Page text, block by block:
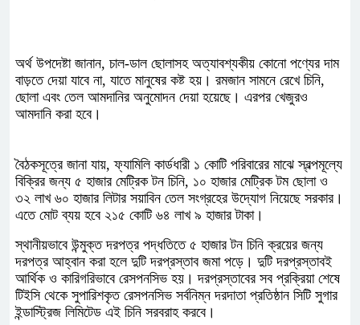
অর্থ উপদেষ্টা জানান, চাল-ডাল ছোলাসহ অত্যাবশ্যকীয় কোনো পণ্যের দাম
বাড়তে দেয়া যাবে না, যাতে মানুষের কষ্ট হয়। রমজান সামনে রেখে চিনি,
ছোলা এবং তেল আমদানির অনুমোদন দেয়া হয়েছে। এরপর খেজুরও
আমদানি করা হবে।
বৈঠকসূত্রে জানা যায়, ফ্যামিলি কার্ডধারী ১ কোটি পরিবারের মাঝে স্বল্পমূল্যে
বিক্রির জন্য ৫ হাজার মেট্রিক টন চিনি, ১০ হাজার মেট্রিক টম ছোলা ও
৩২ লাখ ৬০ হাজার লিটার সয়াবিন তেল সংগ্রহের উদ্যোগ নিয়েছে সরকার।
এতে মোট ব্যয় হবে ২১৫ কোটি ৬৪ লাখ ৯ হাজার টাকা।
স্থানীয়ভাবে উন্মুক্ত দরপত্র পদ্ধতিতে ৫ হাজার টন চিনি ক্রয়ের জন্য
দরপত্র আহ্বান করা হলে দুটি দরপ্রস্তাব জমা পড়ে। দুটি দরপ্রস্তাবই
আর্থিক ও কারিগরিভাবে রেসপনসিভ হয়। দরপ্রস্তাবের সব প্রক্রিয়া শেষে
টিইসি থেকে সুপারিশকৃত রেসপনসিভ সর্বনিম্ন দরদাতা প্রতিষ্ঠান সিটি সুগার
ইন্ডাস্ট্রিজ লিমিটেড এই চিনি সরবরাহ করবে।